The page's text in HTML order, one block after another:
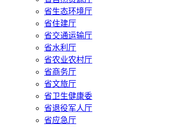
省生态环境厅
省住建厅
省交通运输厅
省水利厅
省农业农村厅
省商务厅
省文旅厅
省卫生健康委
省退役军人厅
省应急厅